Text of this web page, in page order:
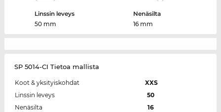
Linssin leveys
50 mm
Nenäsilta
16 mm
SP 5014-CI Tietoa mallista
Koot & yksityiskohdat
XXS
Linssin leveys
50
Nenäsilta
16